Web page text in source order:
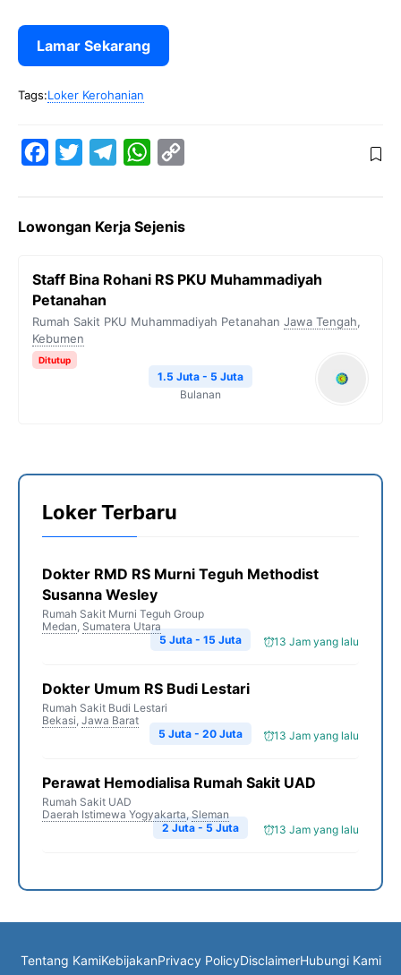
Lamar Sekarang
Tags:Loker Kerohanian
e
o
k
t
e
e
r
a
W
t
A
y
i
Lowongan Kerja Sejenis
Staff Bina Rohani RS PKU Muhammadiyah
Petanahan
Rumah Sakit PKU Muhammadiyah Petanahan Jawa Tengah,
Kebumen
Ditutup
1.5 Juta - 5 Juta
Bulanan
Loker Terbaru
Dokter RMD RS Murni Teguh Methodist
Susanna Wesley
Rumah Sakit Murni Teguh Group
Medan, Sumatera Utara
13 Jam yang lalu
5 Juta - 15 Juta
Dokter Umum RS Budi Lestari
Rumah Sakit Budi Lestari
Bekasi, Jawa Barat
13 Jam yang lalu
5 Juta - 20 Juta
Perawat Hemodialisa Rumah Sakit UAD
Rumah Sakit UAD
Daerah Istimewa Yogyakarta, Sleman
13 Jam yang lalu
2 Juta - 5 Juta
Tentang KamiKebijakanPrivacy PolicyDisclaimerHubungi Kami